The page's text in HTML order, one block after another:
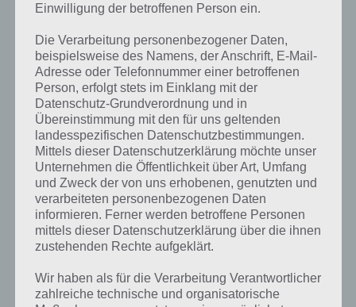
Flow Free Lösung Regular Pack Level 8
und 10 – 9×9
Jörg hatte in den Kommentaren zum Regular Pack 9×9 Level 8 und
Level 10 nach einer Lösung gefragt. Diese wollen wir euch nicht
vorenthalten. Im nachfolgenden Screenshot findet man die Lösung
von Level 8 und Level 10:
Einwilligung der betroffenen Person ein.
Die Verarbeitung personenbezogener Daten,
beispielsweise des Namens, der Anschrift, E-Mail-
Adresse oder Telefonnummer einer betroffenen
Person, erfolgt stets im Einklang mit der
Datenschutz-Grundverordnung und in
Übereinstimmung mit den für uns geltenden
landesspezifischen Datenschutzbestimmungen.
Mittels dieser Datenschutzerklärung möchte unser
Unternehmen die Öffentlichkeit über Art, Umfang
und Zweck der von uns erhobenen, genutzten und
verarbeiteten personenbezogenen Daten
informieren. Ferner werden betroffene Personen
mittels dieser Datenschutzerklärung über die ihnen
zustehenden Rechte aufgeklärt.
Wir haben als für die Verarbeitung Verantwortlicher
zahlreiche technische und organisatorische